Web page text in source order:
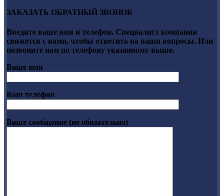
ЗАКАЗАТЬ ОБРАТНЫЙ ЗВОНОК
Введите ваше имя и телефон. Специалист компании
свяжется с вами, чтобы ответить на ваши вопросы. Или
позвоните нам по телефону указанному выше.
Ваше имя
Ваш телефон
Ваше сообщение (не обязательно)